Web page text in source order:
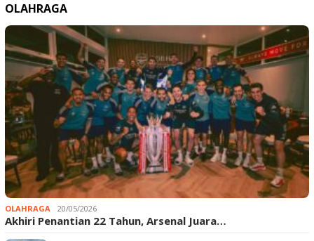
OLAHRAGA
OLAHRAGA 20/05/2026
Akhiri Penantian 22 Tahun, Arsenal Juara…